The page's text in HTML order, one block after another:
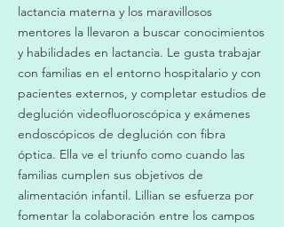
lactancia materna y los maravillosos
mentores la llevaron a buscar conocimientos
y habilidades en lactancia. Le gusta trabajar
con familias en el entorno hospitalario y con
pacientes externos, y completar estudios de
deglución videofluoroscópica y exámenes
endoscópicos de deglución con fibra
óptica. Ella ve el triunfo como cuando las
familias cumplen sus objetivos de
alimentación infantil. Lillian se esfuerza por
fomentar la colaboración entre los campos